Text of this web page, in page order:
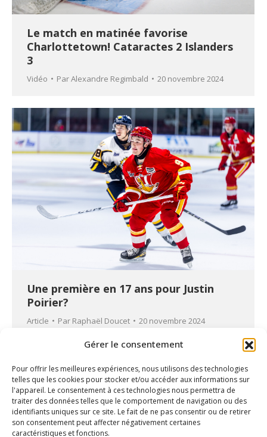
Gérer le consentement
Pour offrir les meilleures expériences, nous utilisons des technologies
telles que les cookies pour stocker et/ou accéder aux informations sur
l'appareil. Le consentement à ces technologies nous permettra de
traiter des données telles que le comportement de navigation ou des
identifiants uniques sur ce site. Le fait de ne pas consentir ou de retirer
son consentement peut affecter négativement certaines
caractéristiques et fonctions.
Le match en matinée favorise
Charlottetown! Cataractes 2 Islanders
3
Vidéo ParAlexandre Regimbald 20 novembre 2024
Une première en 17 ans pour Justin
Poirier?
Article Par Raphaël Doucet 20 novembre 2024